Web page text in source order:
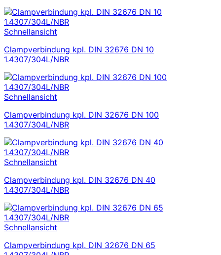
Schnellansicht
Clampverbindung kpl. DIN 32676 DN 10
1.4307/304L/NBR
Schnellansicht
Clampverbindung kpl. DIN 32676 DN 100
1.4307/304L/NBR
Schnellansicht
Clampverbindung kpl. DIN 32676 DN 40
1.4307/304L/NBR
Schnellansicht
Clampverbindung kpl. DIN 32676 DN 65